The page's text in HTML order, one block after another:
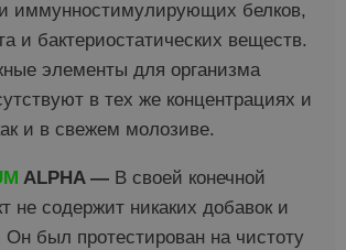
иммунностимулирующих белков,
и бактериостатических веществ.
элементы для организма
в тех же концентрациях и
и в свежем молозиве.
ALPHA — В своей конечной
не содержит никаких добавок и
Он был протестирован на чистоту